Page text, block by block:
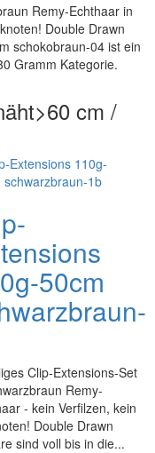
Remy-Echthaar in
Double Drawn
schokobraun-04 ist ein
Gramm Kategorie.
cm /
50cm
Clip-Extensions-Set
Remy-
- kein Verfilzen, kein
Double Drawn
sind voll bis in die...